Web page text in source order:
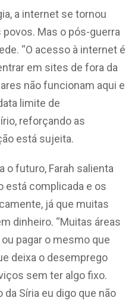
a internet se tornou
Mas o pós-guerra
“O acesso à internet é
em sites de fora da
não funcionam aqui e
limite de
reforçando as
está sujeita.
o futuro, Farah salienta
está complicada e os
já que muitas
dinheiro. “Muitas áreas
pagar o mesmo que
deixa o desemprego
sem ter algo fixo.
Síria eu digo que não